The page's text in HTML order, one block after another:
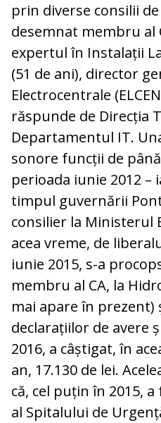
prin diverse consilii
desemnat membru al
expertul în Instalații
(51 de ani), director
Electrocentrale
răspunde de Direcția
Departamentul IT.
sonore funcții de
perioada iunie 2012 –
timpul guvernării
consilier la Ministerul
acea vreme, de
iunie 2015, s-a
membru al CA, la
mai apare în prezent)
declarațiilor de avere
2016, a câștigat, în
an, 17.130 de lei.
că, cel puțin în 2015,
al Spitalului de